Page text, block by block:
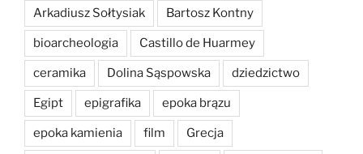
Arkadiusz Sołtysiak Bartosz Kontny
bioarcheologia Castillo de Huarmey
ceramika Dolina Sąspowska dziedzictwo
Egipt epigrafika epoka brązu
epoka kamienia film Grecja